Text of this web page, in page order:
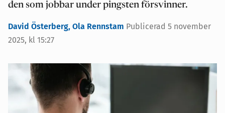
den som jobbar under pingsten försvinner.
David Österberg, Ola Rennstam Publicerad 5 november
2025, kl 15:27